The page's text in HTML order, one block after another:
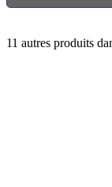
11 autres produits